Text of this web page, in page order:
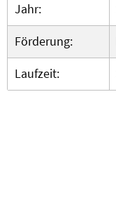
Jahr:
Förderung:
Laufzeit: